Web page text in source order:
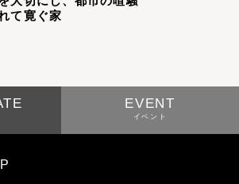
て寛ぐ家
EVENT
イベント